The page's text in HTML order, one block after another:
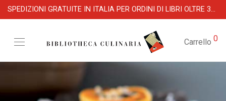
SPEDIZIONI GRATUITE IN ITALIA PER ORDINI DI LIBRI OLTRE 39 €
Carrello 0